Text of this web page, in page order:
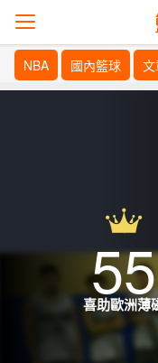
NBA 國內籃球
55
喜助歐洲薄